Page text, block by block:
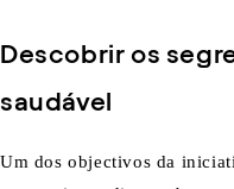
Descobrir os
saudável
Um dos objectivos da